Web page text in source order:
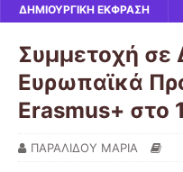
ΔΗΜΙΟΥΡΓΙΚΉ ΈΚΦΡΑΣΗ
Συμμετοχή σε
Ευρωπαϊκά
Erasmus+ στο
ΠΑΡΑΛΙΔΟΥ ΜΑΡΙΑ